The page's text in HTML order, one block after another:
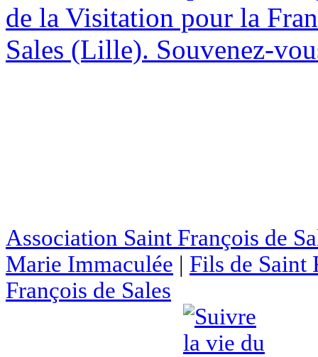
de la Visitation pour la
Sales (Lille). Souvenez-
Association Saint François de
Marie Immaculée | Fils de Saint
François de Sales